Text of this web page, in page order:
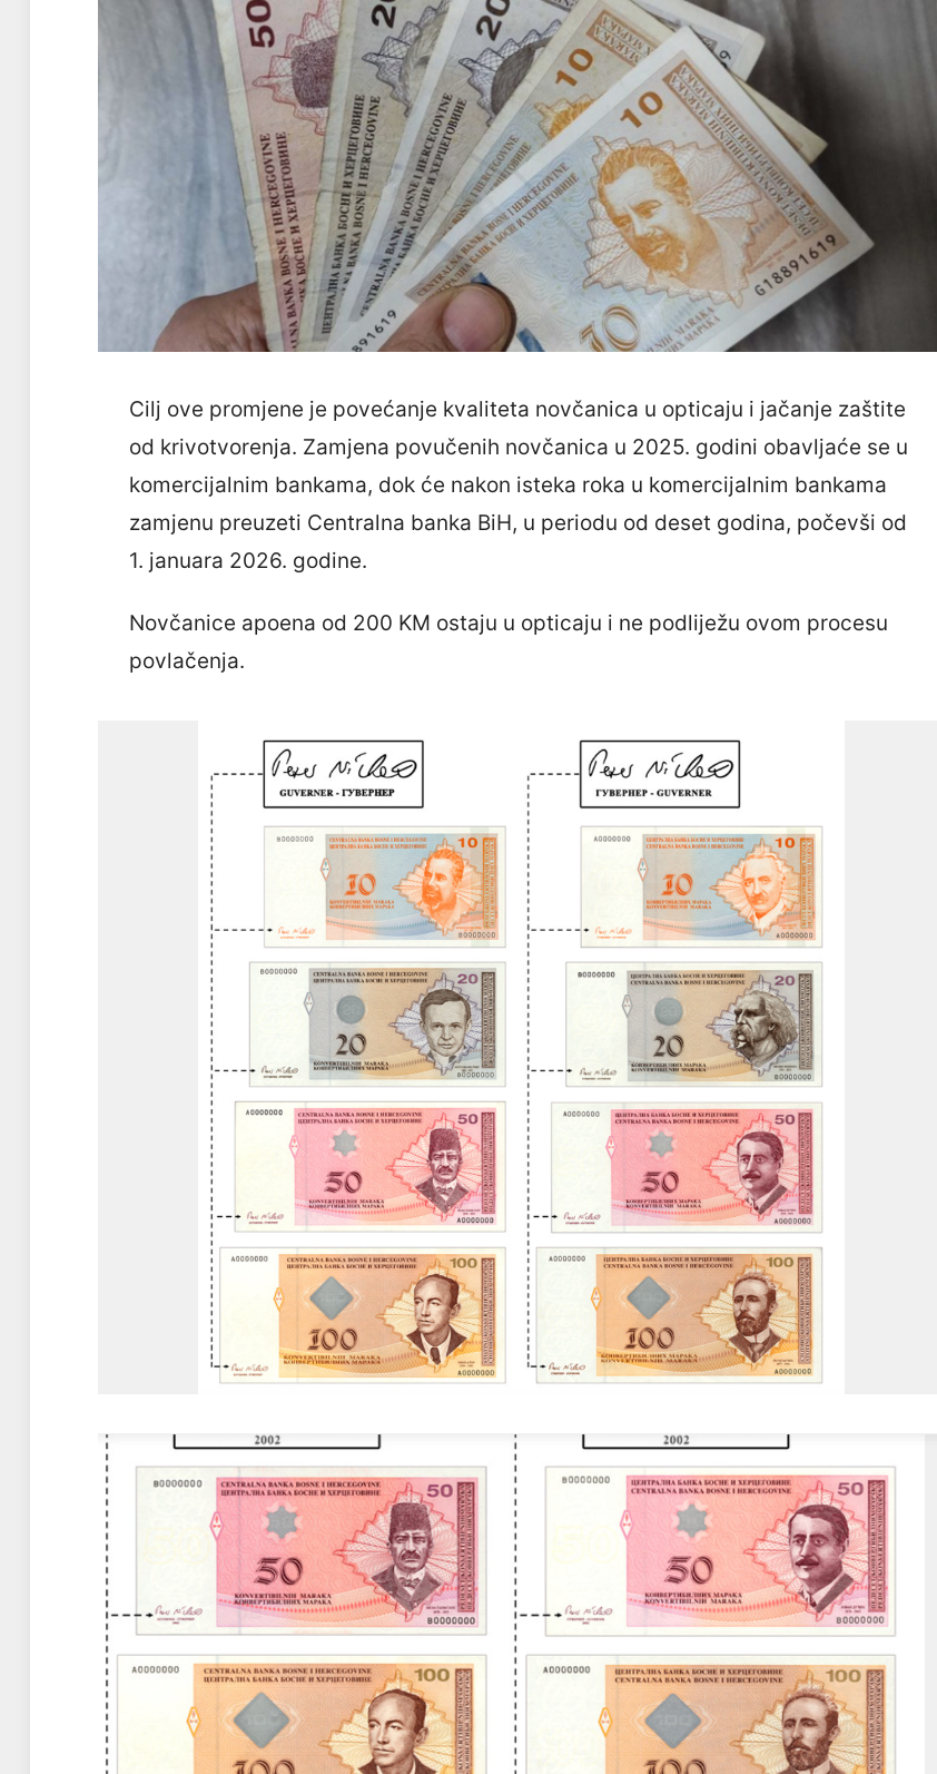
Cilj ove promjene je povećanje kvaliteta novčanica u opticaju i jačanje zaštite
od krivotvorenja. Zamjena povučenih novčanica u 2025. godini obavljaće se u
komercijalnim bankama, dok će nakon isteka roka u komercijalnim bankama
zamjenu preuzeti Centralna banka BiH, u periodu od deset godina, počevši od
1. januara 2026. godine.
Novčanice apoena od 200 KM ostaju u opticaju i ne podliježu ovom procesu
povlačenja.